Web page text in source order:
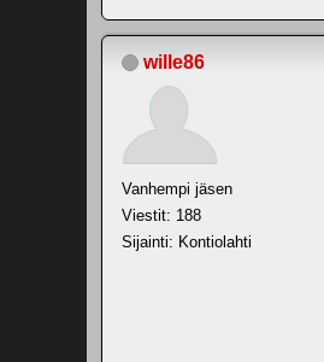
wille86
Vanhempi jäsen
Viestit: 188
Sijainti: Kontiolahti